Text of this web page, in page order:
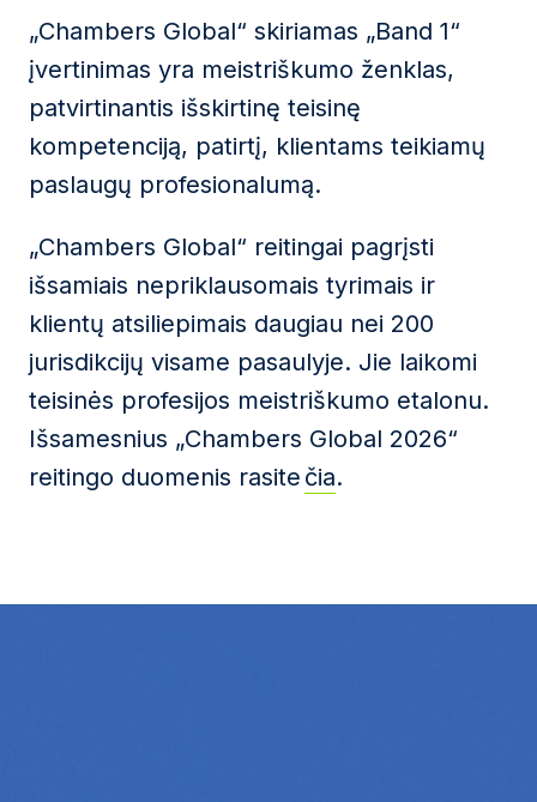
„Chambers Global“ skiriamas „Band 1“
įvertinimas yra meistriškumo ženklas,
patvirtinantis išskirtinę teisinę
kompetenciją, patirtį, klientams teikiamų
paslaugų profesionalumą.
„Chambers Global“ reitingai pagrįsti
išsamiais nepriklausomais tyrimais ir
klientų atsiliepimais daugiau nei 200
jurisdikcijų visame pasaulyje. Jie laikomi
teisinės profesijos meistriškumo etalonu.
Išsamesnius „Chambers Global 2026“
reitingo duomenis rasite čia.